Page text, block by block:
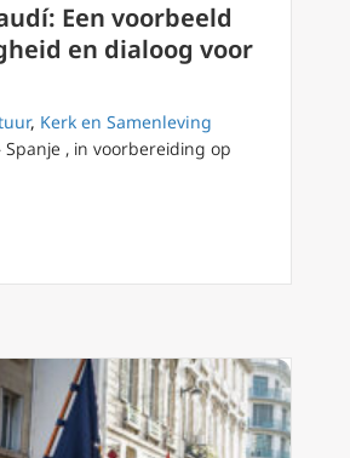
Een voorbeeld
en dialoog voor
, Kerk en Samenleving
Spanje , in voorbereiding op
Antoni Gaudí: Een voorbeeld van